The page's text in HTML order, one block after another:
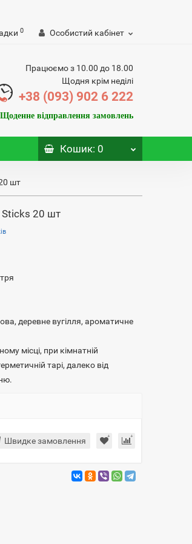
0 Особистий кабінет
Працюємо з 10.00 до 18.00
Щодня крім неділі
+38 (093) 902 6 222
Щоденне відправлення замовлень
Кошик: 0
шт
Sticks 20 шт
деревне вугілля, ароматичне
місці, при кімнатній
тарі, далеко від
Швидке замовлення